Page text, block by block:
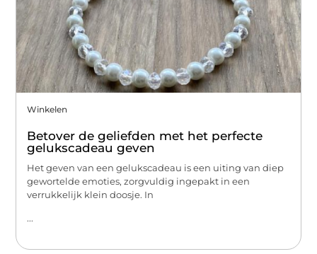
Winkelen
Betover de geliefden met het perfecte
gelukscadeau geven
Het geven van een gelukscadeau is een uiting van diep
gewortelde emoties, zorgvuldig ingepakt in een
verrukkelijk klein doosje. In
...